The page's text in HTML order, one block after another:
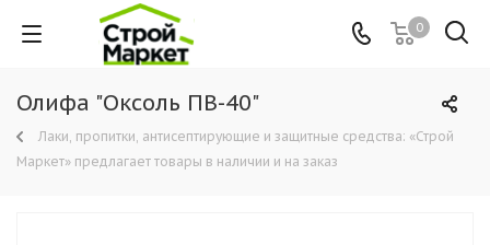
0
Олифа "Оксоль ПВ-40"
Лаки, пропитки, антисептирующие и защитные средства: «Строй
Маркет» предлагает товары в наличии и на заказ